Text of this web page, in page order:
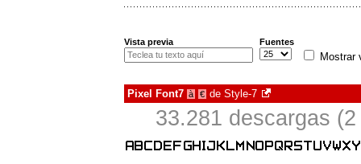
Vista previa Fuentes
Mostrar
Pixel Font7 à € de Style-7
33.281 descargas